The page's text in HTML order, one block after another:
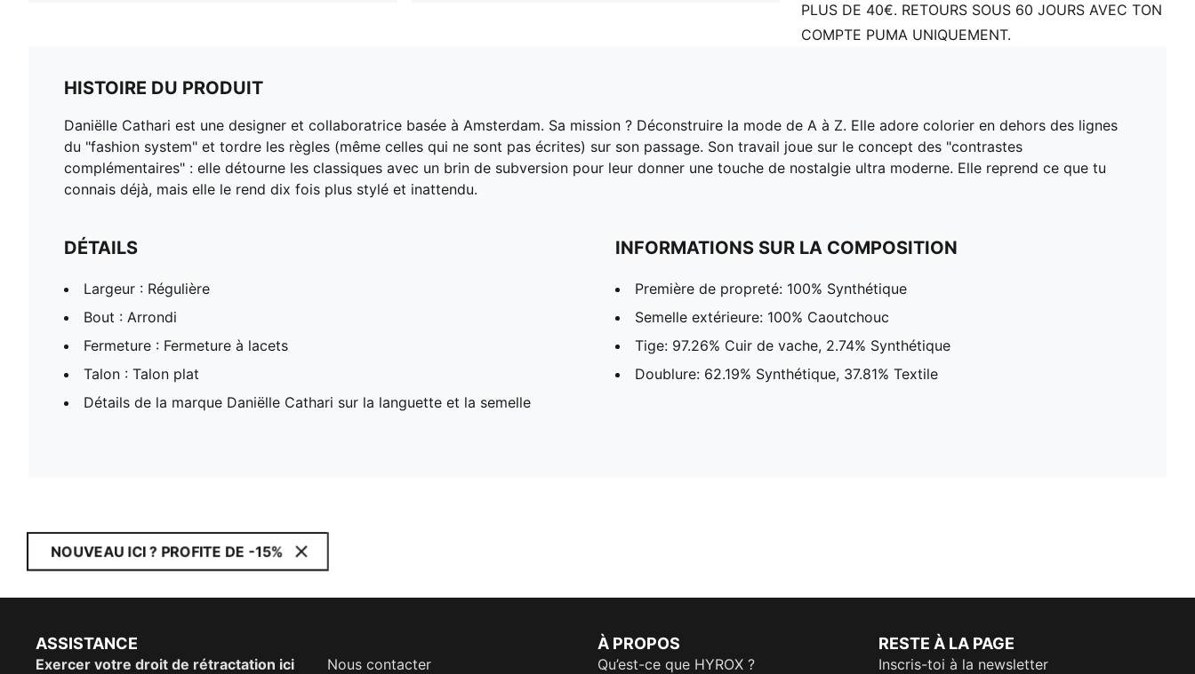
PLUS DE 40€. RETOURS SOUS 60 JOURS AVEC TON
COMPTE PUMA UNIQUEMENT.
HISTOIRE DU PRODUIT
Daniëlle Cathari est une designer et collaboratrice basée à Amsterdam. Sa mission ? Déconstruire la mode de A à Z. Elle adore colorier en dehors des lignes
du "fashion system" et tordre les règles (même celles qui ne sont pas écrites) sur son passage. Son travail joue sur le concept des "contrastes
complémentaires" : elle détourne les classiques avec un brin de subversion pour leur donner une touche de nostalgie ultra moderne. Elle reprend ce que tu
connais déjà, mais elle le rend dix fois plus stylé et inattendu.
DÉTAILS
Largeur : Régulière
Bout : Arrondi
Fermeture : Fermeture à lacets
Talon : Talon plat
Détails de la marque Daniëlle Cathari sur la languette et la semelle
INFORMATIONS SUR LA COMPOSITION
Première de propreté: 100% Synthétique
Semelle extérieure: 100% Caoutchouc
Tige: 97.26% Cuir de vache, 2.74% Synthétique
Doublure: 62.19% Synthétique, 37.81% Textile
NOUVEAU ICI ? PROFITE DE -15%
ASSISTANCE
Exercer votre droit de rétractation ici Nous contacter
À PROPOS
Qu’est-ce que HYROX ?
RESTE À LA PAGE
Inscris-toi à la newsletter